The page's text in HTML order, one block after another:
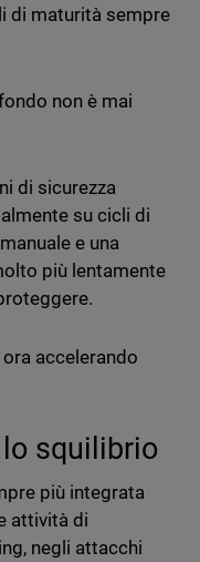
di maturità sempre
non è mai
di sicurezza
su cicli di
e una
più lentamente
accelerando
lo squilibrio
più integrata
attività di
negli attacchi